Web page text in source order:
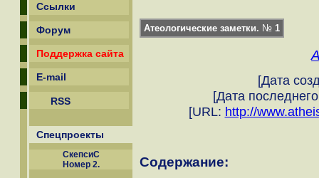
Ссылки
Форум
Поддержка сайта
E-mail
RSS
Спецпроекты
СкепсиС
Номер 2.
Атеологические заметки. № 1
[Дата
[Дата
[URL: http://
Содержание: